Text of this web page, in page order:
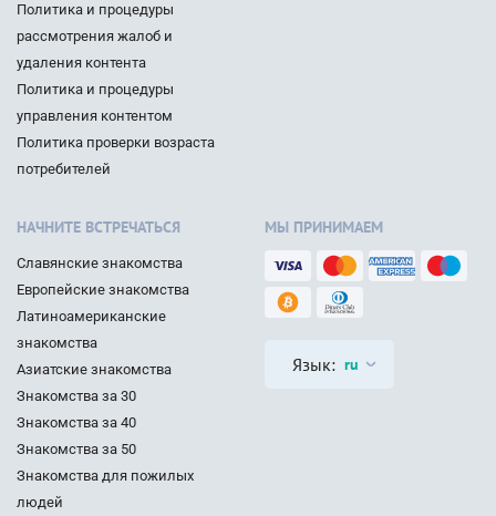
Политика и процедуры
рассмотрения жалоб и
удаления контента
Политика и процедуры
управления контентом
Политика проверки возраста
потребителей
НАЧНИТЕ ВСТРЕЧАТЬСЯ
Славянские знакомства
Европейские знакомства
Латиноамериканские
знакомства
Азиатские знакомства
Знакомства за 30
Знакомства за 40
Знакомства за 50
Знакомства для пожилых
людей
МЫ ПРИНИМАЕМ
Язык: ru